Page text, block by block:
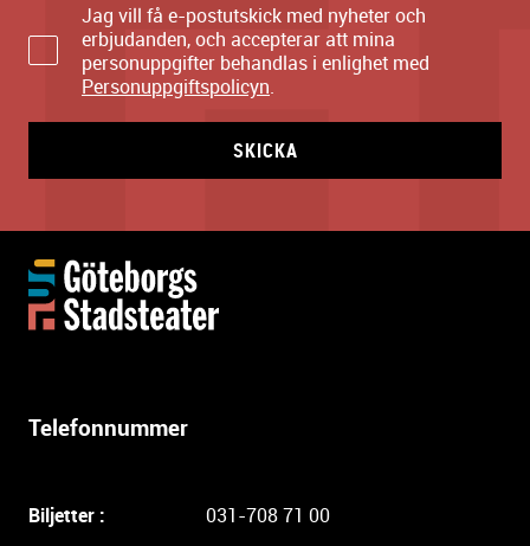
Jag vill få e-postutskick med nyheter och
erbjudanden, och accepterar att mina
personuppgifter behandlas i enlighet med
Personuppgiftspolicyn.
SKICKA
Telefonnummer
Biljetter :
031-708 71 00